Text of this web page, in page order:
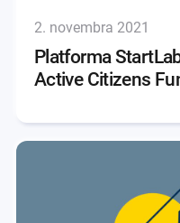
2. novembra 2021
Platforma
Active Citizens